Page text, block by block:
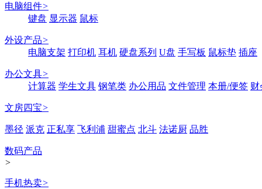
电脑组件>
键盘 显示器 鼠标
外设产品>
电脑支架 打印机 耳机 硬盘系列 U盘 手写板 鼠标垫 插座
办公文具>
计算器 学生文具 钢笔类 办公用品 文件管理 本册/便签 财
文房四宝>
墨径 派克 正私享 飞利浦 甜蜜点 北斗 法诺厨 品胜
数码产品
>
手机热卖>